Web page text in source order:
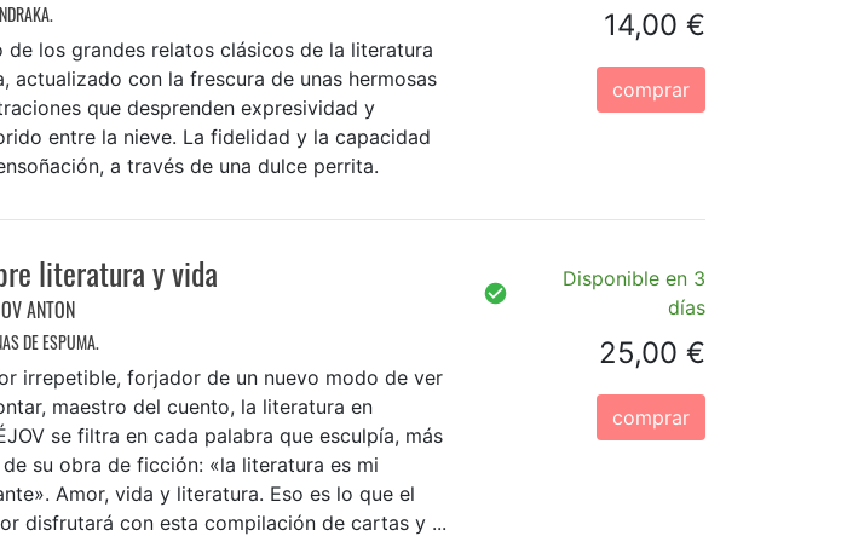
de los grandes relatos clásicos de la literatura
actualizado con la frescura de unas hermosas
que desprenden expresividad y
entre la nieve. La fidelidad y la capacidad
a través de una dulce perrita.
14,00 €
comprar
literatura y vida
ANTON
DE ESPUMA.
irrepetible, forjador de un nuevo modo de ver
maestro del cuento, la literatura en
se filtra en cada palabra que esculpía, más
su obra de ficción: «la literatura es mi
Amor, vida y literatura. Eso es lo que el
disfrutará con esta compilación de cartas y ...
Disponible en 3
días
25,00 €
comprar